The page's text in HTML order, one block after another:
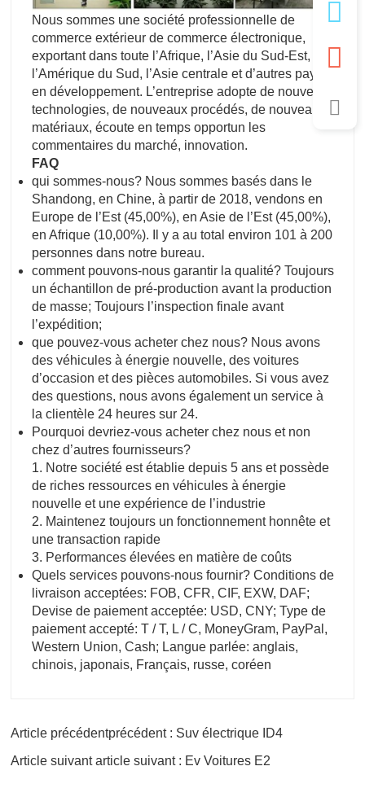
Nous sommes une société professionnelle de
commerce extérieur de commerce électronique,
exportant dans toute l’Afrique, l’Asie du Sud-Est,
l’Amérique du Sud, l’Asie centrale et d’autres pays
en développement. L’entreprise adopte de nouvelles
technologies, de nouveaux procédés, de nouveaux
matériaux, écoute en temps opportun les
commentaires du marché, innovation.
FAQ
qui sommes-nous? Nous sommes basés dans le
Shandong, en Chine, à partir de 2018, vendons en
Europe de l’Est (45,00%), en Asie de l’Est (45,00%),
en Afrique (10,00%). Il y a au total environ 101 à 200
personnes dans notre bureau.
comment pouvons-nous garantir la qualité? Toujours
un échantillon de pré-production avant la production
de masse; Toujours l’inspection finale avant
l’expédition;
que pouvez-vous acheter chez nous? Nous avons
des véhicules à énergie nouvelle, des voitures
d’occasion et des pièces automobiles. Si vous avez
des questions, nous avons également un service à
la clientèle 24 heures sur 24.
Pourquoi devriez-vous acheter chez nous et non
chez d’autres fournisseurs?
1. Notre société est établie depuis 5 ans et possède
de riches ressources en véhicules à énergie
nouvelle et une expérience de l’industrie
2. Maintenez toujours un fonctionnement honnête et
une transaction rapide
3. Performances élevées en matière de coûts
Quels services pouvons-nous fournir? Conditions de
livraison acceptées: FOB, CFR, CIF, EXW, DAF;
Devise de paiement acceptée: USD, CNY; Type de
paiement accepté: T / T, L / C, MoneyGram, PayPal,
Western Union, Cash; Langue parlée: anglais,
chinois, japonais, Français, russe, coréen
Article précédentprécédent : Suv électrique ID4
Article suivant article suivant : Ev Voitures E2